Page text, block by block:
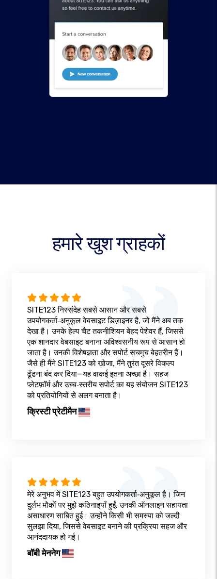
हमारे खुश ग्राहकों
SITE123 निस्संदेह सबसे आसान और सबसे
उपयोगकर्ता‑अनुकूल वेबसाइट डिज़ाइनर है, जो मैंने अब तक
देखा है। उनके हेल्प चैट तकनीशियन बेहद पेशेवर हैं, जिससे
एक शानदार वेबसाइट बनाना अविश्वसनीय रूप से आसान हो
जाता है। उनकी विशेषज्ञता और सपोर्ट सचमुच बेहतरीन हैं।
जैसे ही मैंने SITE123 को खोजा, मैंने तुरंत दूसरे विकल्प
ढूँढना बंद कर दिया—यह वाकई इतना अच्छा है। सहज
प्लेटफ़ॉर्म और उच्च‑स्तरीय सपोर्ट का यह संयोजन SITE123
को प्रतियोगियों से अलग बनाता है।
क्रिस्टी प्रेटीमैन
मेरे अनुभव में SITE123 बहुत उपयोगकर्ता‑अनुकूल है। जिन
दुर्लभ मौकों पर मुझे कठिनाइयाँ हुईं, उनकी ऑनलाइन सहायता
असाधारण साबित हुई। उन्होंने किसी भी समस्या को जल्दी
सुलझा दिया, जिससे वेबसाइट बनाने की प्रक्रिया सहज और
आनंददायक हो गई।
बॉबी मेननेग